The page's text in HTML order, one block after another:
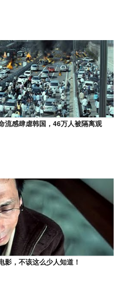
流感肆虐韩国，46万人被隔离观
影，不该这么少人知道！